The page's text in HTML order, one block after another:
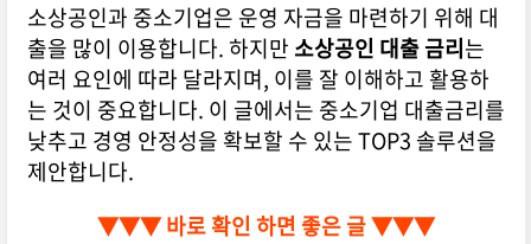
소상공인과 중소기업은 운영 자금을 마련하기 위해 대
출을 많이 이용합니다. 하지만 소상공인 대출 금리는
여러 요인에 따라 달라지며, 이를 잘 이해하고 활용하
는 것이 중요합니다. 이 글에서는 중소기업 대출금리를
낮추고 경영 안정성을 확보할 수 있는 TOP3 솔루션을
제안합니다.
▼▼▼ 바로 확인 하면 좋은 글 ▼▼▼